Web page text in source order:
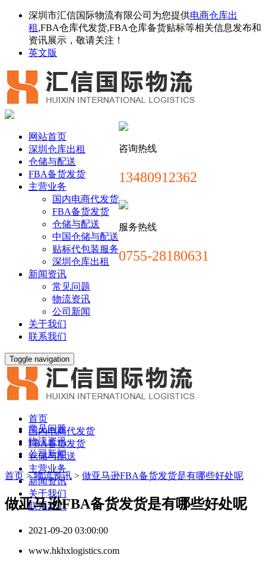
深圳市汇信国际物流有限公司为您提供电商仓库出
租 ,FBA仓库代发货,FBA仓库备货贴标等相关信息发布和
资讯展示，敬请关注！
英文版
咨询热线
13480912362
服务热线
0755-28180631
网站首页
深圳仓库出租
仓储与配送
FBA备货发货
主营业务
国内电商代发货
FBA备货发货
仓储与配送
中国仓储与配送
贴标代包装服务
深圳仓库出租
新闻资讯
常见问题
物流资讯
公司新闻
关于我们
联系我们
Toggle navigation
首页
国内电商代发货
FBA备货发货
仓储与配送
主营业务
新闻资讯
关于我们
联系我们
常见问题
物流资讯
公司新闻
首页 >物流资讯 > 做亚马逊FBA备货发货是有哪些好处呢
做亚马逊FBA备货发货是有哪些好处呢
2021-09-20 03:00:00
www.hkhxlogistics.com